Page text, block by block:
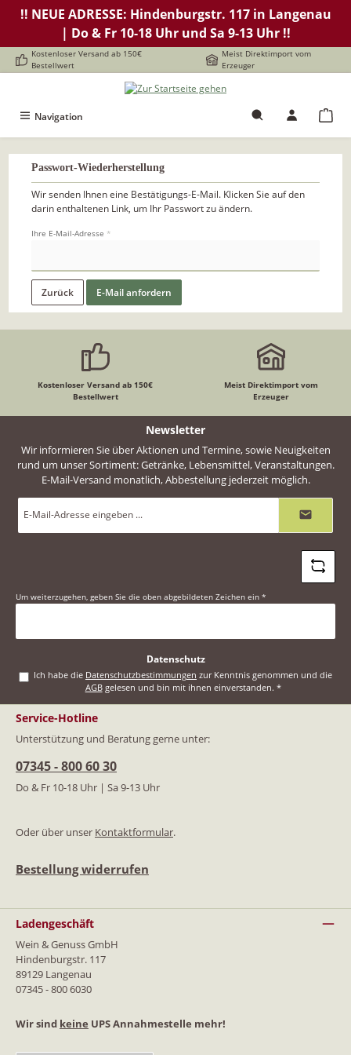
springen
!! NEUE ADRESSE: Hindenburgstr. 117 in Langenau
| Do & Fr 10-18 Uhr und Sa 9-13 Uhr !!
Kostenloser Versand ab 150€
Bestellwert
Meist Direktimport vom
Erzeuger
Navigation
Passwort-Wiederherstellung
Wir senden Ihnen eine Bestätigungs-E-Mail. Klicken Sie auf den
darin enthaltenen Link, um Ihr Passwort zu ändern.
Ihre E-Mail-Adresse *
Zurück E-Mail anfordern
Kostenloser Versand ab 150€
Bestellwert
Meist Direktimport vom
Erzeuger
Newsletter
Wir informieren Sie über Aktionen und Termine, sowie Neuigkeiten
rund um unser Sortiment: Getränke, Lebensmittel, Veranstaltungen.
E-Mail-Versand monatlich, Abbestellung jederzeit möglich.
E-
Mail-
*
Um weiterzugehen, geben Sie die oben abgebildeten Zeichen ein *
Datenschutz
Ich habe die Datenschutzbestimmungen
zur Kenntnis genommen und die
AGBgelesen und bin mit ihnen einverstanden. *
Service-Hotline
Unterstützung und Beratung gerne unter:
07345 - 800 60 30
Do & Fr 10-18 Uhr | Sa 9-13 Uhr
Oder über unser Kontaktformular.
Bestellung widerrufen
Ladengeschäft
Wein & Genuss GmbH
Hindenburgstr. 117
89129 Langenau
07345 - 800 6030
Wir sind keine UPS Annahmestelle mehr!